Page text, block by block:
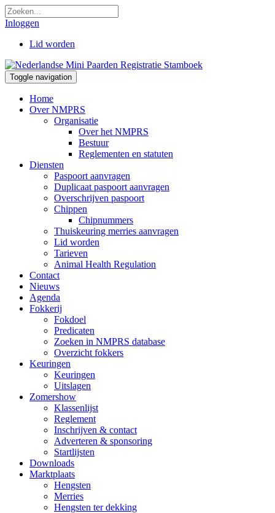
Inloggen
Lid worden
Toggle navigation
Home
Over NMPRS
Organisatie
Over het NMPRS
Bestuur
Reglementen en statuten
Diensten
Paspoort aanvragen
Duplicaat paspoort aanvragen
Overschrijven paspoort
Chippen
Chipnummers
Thuiskeuring merries aanvragen
Lid worden
Tarieven
Animal Health Regulation
Contact
Nieuws
Agenda
Fokkerij
Fokdoel
Predicaten
Zoeken in NMPRS database
Overzicht fokkers
Keuringen
Keuringen
Uitslagen
Zomershow
Klassenlijst
Reglement
Inschrijven & contact
Adverteren & sponsoring
Startlijsten
Downloads
Marktplaats
Hengsten
Merries
Hengsten ter dekking